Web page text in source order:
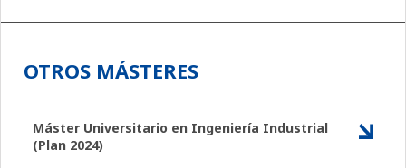
OTROS MÁSTERES
Máster Universitario en Ingeniería Industrial
(Plan 2024)